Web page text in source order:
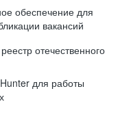
обеспечение для
вакансий
отечественного
для работы